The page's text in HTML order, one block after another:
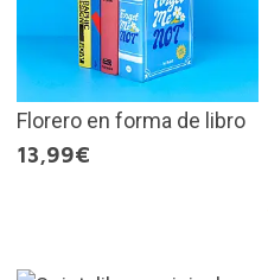
Florero en forma de libro
13,99€